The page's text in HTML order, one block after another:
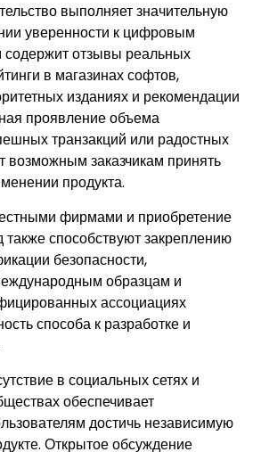
выполняет значительную
уверенности к цифровым
содержит отзывы реальных
в магазинах софтов,
изданиях и рекомендации
проявление объема
транзакций или радостных
возможным заказчикам принять
продукта.
фирмами и приобретение
также способствуют закреплению
безопасности,
образцам и
ассоциациях
способа к разработке и
в социальных сетях и
обеспечивает
достичь независимую
Открытое обсуждение